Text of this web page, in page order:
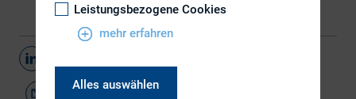
Leistungsbezogene Cookies
mehr erfahren
Alles auswählen